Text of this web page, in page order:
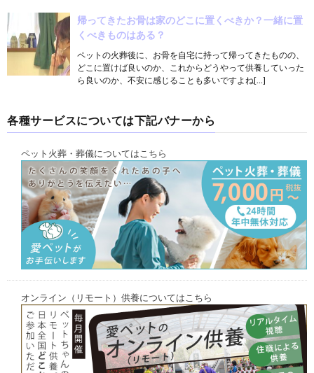
帰ってきたお骨は家のどこに置くべきか？一緒に置
くべきものはある？
ペットの火葬後に、お骨を自宅に持って帰ってきたものの、
どこに置けば良いのか、これからどうやって供養していった
ら良いのか、不安に感じることも多いですよね[…]
各種サービスについては下記バナーから
ペット火葬・葬儀についてはこちら
オンライン（リモート）供養についてはこちら